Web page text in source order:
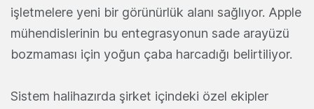
işletmelere yeni bir görünürlük alanı sağlıyor. Apple
mühendislerinin bu entegrasyonun sade arayüzü
bozmaması için yoğun çaba harcadığı belirtiliyor.
Sistem halihazırda şirket içindeki özel ekipler